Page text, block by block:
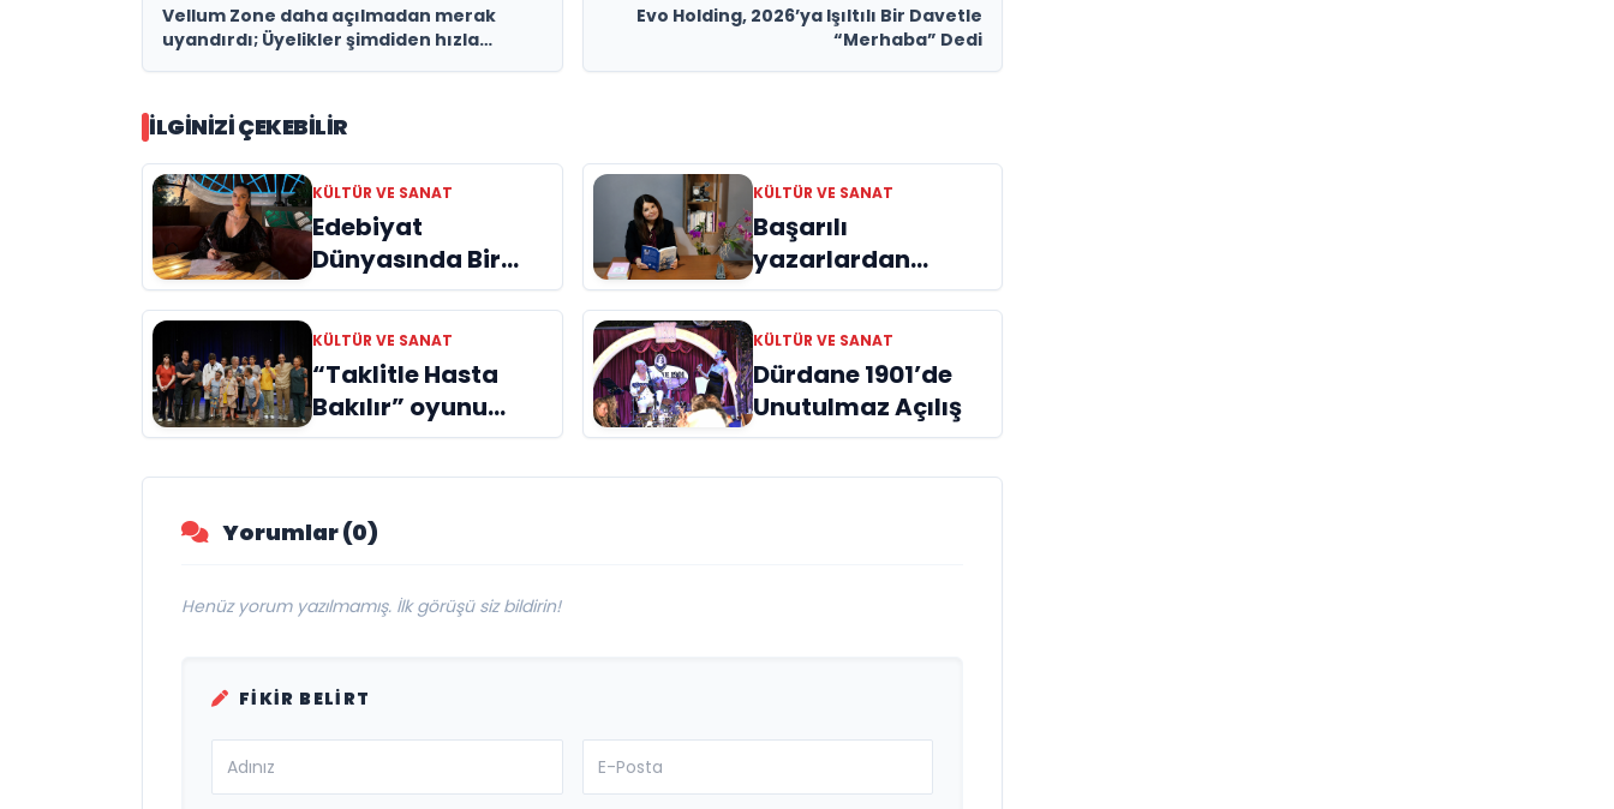
Vellum Zone daha açılmadan merak
uyandırdı; Üyelikler şimdiden hızla
Evo Holding, 2026’ya Işıltılı Bir Davetle
“Merhaba” Dedi
İLGINIZI ÇEKEBILIR
KÜLTÜR VE SANAT
Edebiyat
Dünyasında Bir
Genç Deha
Doğuyor: Dilruba
Engin ve Zift Karası
Evreni ‘AVENOİR’
KÜLTÜR VE SANAT
Başarılı
yazarlardan
Azime Savaş’tan
başucu kitabı
“Emanet”
raflardaki yerini
aldı
KÜLTÜR VE SANAT
“Taklitle Hasta
Bakılır” oyunu
engelleri sanatla
aştı
KÜLTÜR VE SANAT
Dürdane 1901’de
Unutulmaz Açılış
Yorumlar (0)
Henüz yorum yazılmamış. İlk görüşü siz bildirin!
FIKIR BELIRT